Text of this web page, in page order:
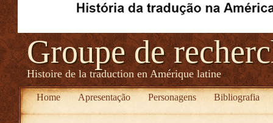
Groupe de
Histoire de la traduction en Amérique latine
Home Apresentação Personagens Bibliografia